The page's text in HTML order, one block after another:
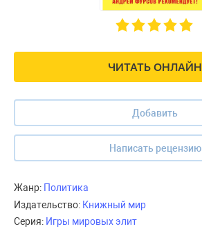
ЧИТАТЬ ОНЛАЙН
Добавить
Написать рецензию
Жанр: Политика
Издательство: Книжный мир
Серия: Игры мировых элит